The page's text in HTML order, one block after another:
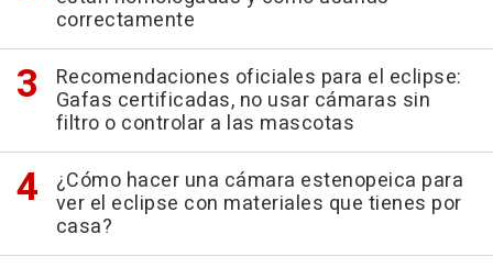
correctamente
Recomendaciones oficiales para el eclipse:
Gafas certificadas, no usar cámaras sin
filtro o controlar a las mascotas
¿Cómo hacer una cámara estenopeica para
ver el eclipse con materiales que tienes por
casa?